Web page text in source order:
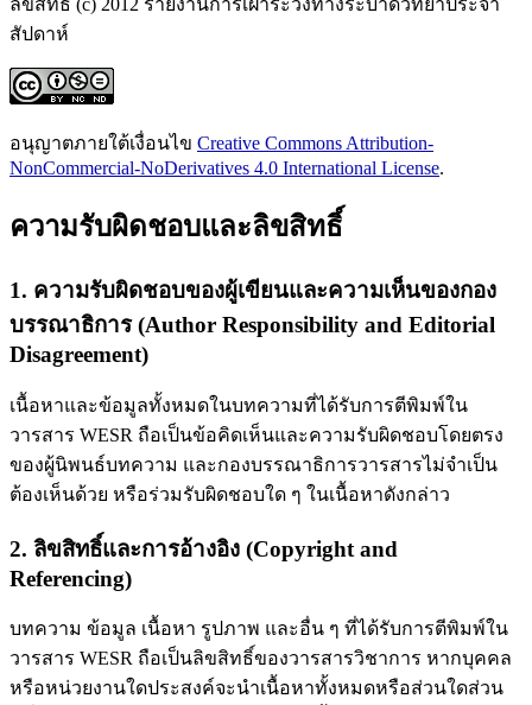
ลิขสิทธิ์ (c) 2012 รายงานการเฝ้าระวังทางระบาดวิทยาประจำ
สัปดาห์
อนุญาตภายใต้เงื่อนไข Creative Commons Attribution-
NonCommercial-NoDerivatives 4.0 International License.
ความรับผิดชอบและลิขสิทธิ์
1. ความรับผิดชอบของผู้เขียนและความเห็นของกอง
บรรณาธิการ (Author Responsibility and Editorial
Disagreement)
เนื้อหาและข้อมูลทั้งหมดในบทความที่ได้รับการตีพิมพ์ใน
วารสาร WESR ถือเป็นข้อคิดเห็นและความรับผิดชอบโดยตรง
ของผู้นิพนธ์บทความ และกองบรรณาธิการวารสารไม่จำเป็น
ต้องเห็นด้วย หรือร่วมรับผิดชอบใด ๆ ในเนื้อหาดังกล่าว
2. ลิขสิทธิ์และการอ้างอิง (Copyright and
Referencing)
บทความ ข้อมูล เนื้อหา รูปภาพ และอื่น ๆ ที่ได้รับการตีพิมพ์ใน
วารสาร WESR ถือเป็นลิขสิทธิ์ของวารสารวิชาการ หากบุคคล
หรือหน่วยงานใดประสงค์จะนำเนื้อหาทั้งหมดหรือส่วนใดส่วน